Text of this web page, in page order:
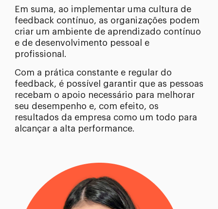
Em suma, ao implementar uma cultura de
feedback contínuo, as organizações podem
criar um ambiente de aprendizado contínuo
e de desenvolvimento pessoal e
profissional.
Com a prática constante e regular do
feedback, é possível garantir que as pessoas
recebam o apoio necessário para melhorar
seu desempenho e, com efeito, os
resultados da empresa como um todo para
alcançar a alta performance.